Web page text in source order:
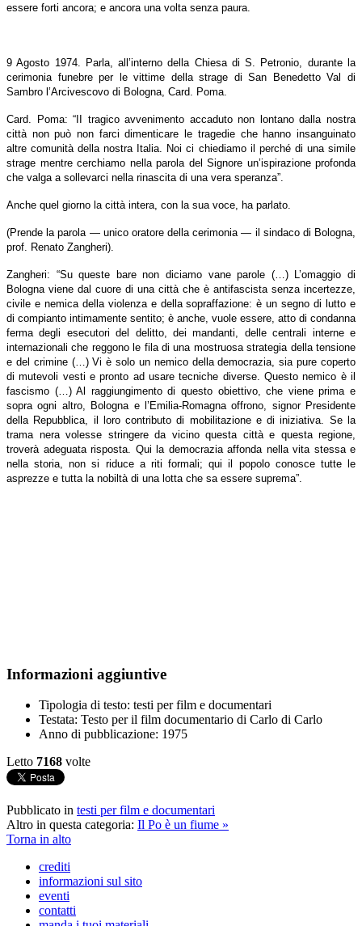
essere forti ancora; e ancora una volta senza paura.
9 Agosto 1974. Parla, all’interno della Chiesa di S. Petronio, durante la
cerimonia funebre per le vittime della strage di San Benedetto Val di
Sambro l’Arcivescovo di Bologna, Card. Poma.
Card. Poma: “II tragico avvenimento accaduto non lontano dalla nostra
città non può non farci dimenticare le tragedie che hanno insanguinato
altre comunità della nostra Italia. Noi ci chiediamo il perché di una simile
strage mentre cerchiamo nella parola del Signore un’ispirazione profonda
che valga a sollevarci nella rinascita di una vera speranza”.
Anche quel giorno la città intera, con la sua voce, ha parlato.
(Prende la parola — unico oratore della cerimonia — il sindaco di Bologna,
prof. Renato Zangheri).
Zangheri: “Su queste bare non diciamo vane parole (…) L’omaggio di
Bologna viene dal cuore di una città che è antifascista senza incertezze,
civile e nemica della violenza e della sopraffazione: è un segno di lutto e
di compianto intimamente sentito; è anche, vuole essere, atto di condanna
ferma degli esecutori del delitto, dei mandanti, delle centrali interne e
internazionali che reggono le fila di una mostruosa strategia della tensione
e del crimine (…) Vi è solo un nemico della democrazia, sia pure coperto
di mutevoli vesti e pronto ad usare tecniche diverse. Questo nemico è il
fascismo (…) Al raggiungimento di questo obiettivo, che viene prima e
sopra ogni altro, Bologna e l’Emilia-Romagna offrono, signor Presidente
della Repubblica, il loro contributo di mobilitazione e di iniziativa. Se la
trama nera volesse stringere da vicino questa città e questa regione,
troverà adeguata risposta. Qui la democrazia affonda nella vita stessa e
nella storia, non si riduce a riti formali; qui il popolo conosce tutte le
asprezze e tutta la nobiltà di una lotta che sa essere suprema”.
Informazioni aggiuntive
Tipologia di testo: testi per film e documentari
Testata: Testo per il film documentario di Carlo di Carlo
Anno di pubblicazione: 1975
Letto 7168 volte
Pubblicato in testi per film e documentari
Altro in questa categoria: Il Po è un fiume »
Torna in alto
crediti
informazioni sul sito
eventi
contatti